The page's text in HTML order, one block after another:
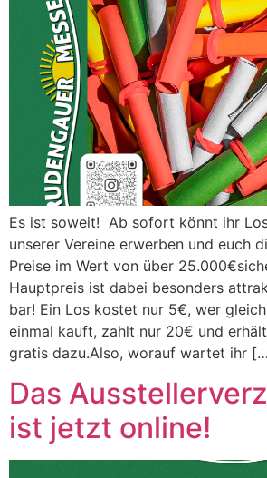
Es ist soweit! Ab sofort könnt ihr
unserer Vereine erwerben und euch
Preise im Wert von über
Hauptpreis ist dabei besonders
bar! Ein Los kostet nur 5€, wer
einmal kauft, zahlt nur 20€ und
gratis dazu.Also, worauf wartet ihr
Das
ist jetzt online!